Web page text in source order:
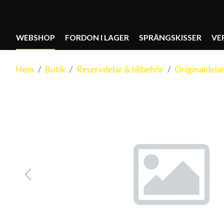
WEBSHOP FORDON I LAGER SPRÄNGSKISSER
Hem Butik Reservdelar & tillbehör